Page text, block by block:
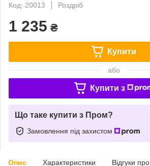
Код: 20013
Роздріб
1 235 ₴
Купити
або
Купити з
Що таке купити з Пром?
Замовлення під захистом
Опис Характеристики Відгуки